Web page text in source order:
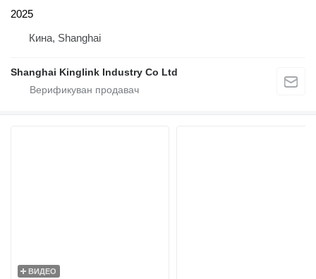
2025
Кина, Shanghai
Shanghai Kinglink Industry Co Ltd
ВИДЕО